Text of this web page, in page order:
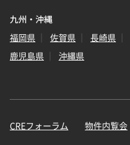
九州・沖縄
福岡県
佐賀県 長崎県
鹿児島県
沖縄県
CREフォーラム 物件内覧会